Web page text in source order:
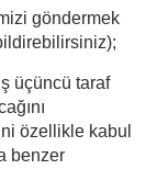
göndermek
üçüncü taraf
özellikle kabul
benzer